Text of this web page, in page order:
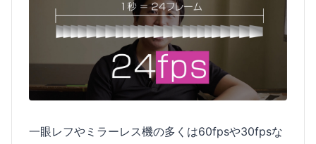
一眼レフやミラーレス機の多くは60fpsや30fpsな